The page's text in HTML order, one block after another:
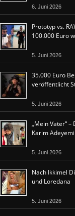
6. Juni 2026
Prototyp vs.
100.000 Euro
5. Juni 2026
35.000 Euro
veröffentlicht
5. Juni 2026
„Mein Vater“
Karim Adeyemi
5. Juni 2026
Nach Ikkimel
und Loredana
5. Juni 2026